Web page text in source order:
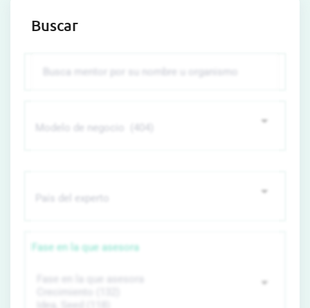
Buscar
Fase en la que asesora